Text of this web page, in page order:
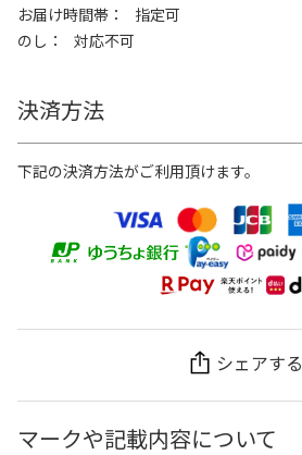
お届け時間帯
指定可
のし
対応不可
決済方法
下記の決済方法がご利用頂けます。
シェアする
マークや記載内容について